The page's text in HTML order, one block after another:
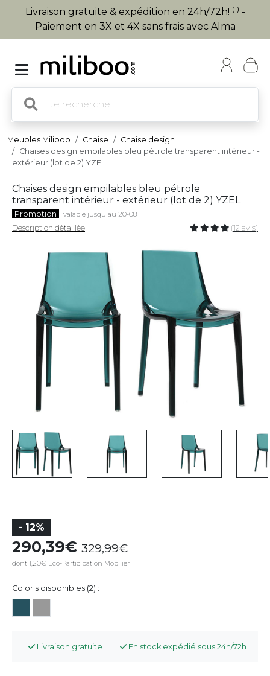
Livraison gratuite & expédition en 24h/72h! (1) -
Paiement en 3X et 4X sans frais avec Alma
Meubles Miliboo Chaise
Chaise design
Chaises design empilables bleu pétrole transparent intérieur -
extérieur (lot de 2) YZEL
Chaises design empilables bleu pétrole
transparent intérieur - extérieur (lot de 2) YZEL
Promotion valable jusqu'au 20-08
Description détaillée (12 avis)
- 12%
290,39 329,99
dont 1,20€ Eco-Participation Mobilier
Coloris disponibles (2) :
Livraison gratuite En stock expédié sous 24h/72h